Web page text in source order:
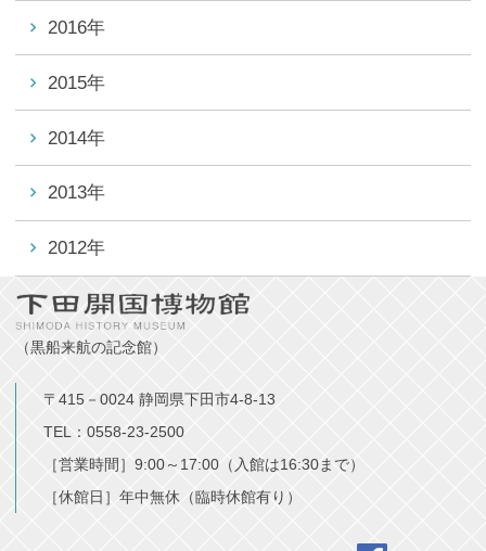
2016年
2015年
2014年
2013年
2012年
（黒船来航の記念館）
〒415－0024 静岡県下田市4-8-13
TEL：0558-23-2500
［営業時間］9:00～17:00（入館は16:30まで）
［休館日］年中無休（臨時休館有り）